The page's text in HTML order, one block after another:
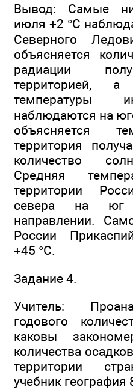
Вывод: Самые
июля +2 °С
Северного
объясняется
радиации
территорией,
наблюдаются на
объясняется
территория
количество
Средняя
территории
севера на юг
направлении.
России
+45 °С.
Задание 4.
Учитель:
годового
каковы
количества
территории
учебник география